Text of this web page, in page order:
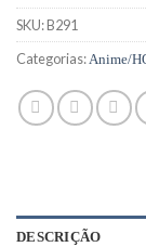
SKU:B291
Categorias:Anime/
DESCRIÇÃO